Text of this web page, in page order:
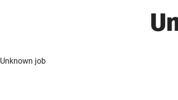
Unknown job